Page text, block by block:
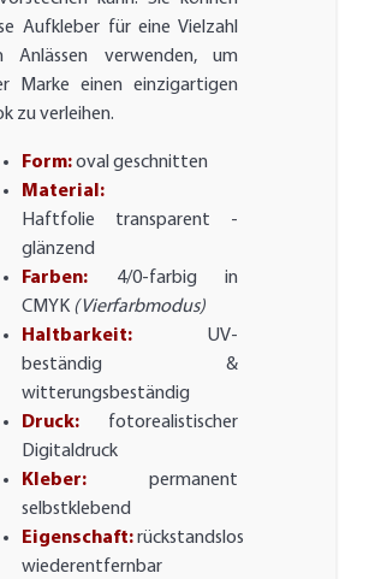
Aufkleber für eine Vielzahl
Anlässen verwenden, um
Marke einen einzigartigen
zu verleihen.
Form:oval geschnitten
Material:
Haftfolie transparent -
glänzend
Farben:4/0-farbig in
CMYK (Vierfarbmodus)
Haltbarkeit:UV-
beständig &
witterungsbeständig
Druck:fotorealistischer
Digitaldruck
Kleber:permanent
selbstklebend
Eigenschaft:rückstandslos
wiederentfernbar